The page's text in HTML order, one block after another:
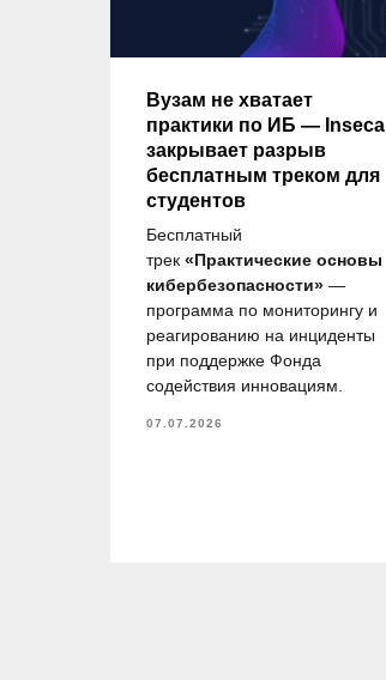
Вузам не хватает
практики по ИБ — Inseca
закрывает разрыв
бесплатным треком для
студентов
Бесплатный
трек «Практические основы
кибербезопасности» —
программа по мониторингу и
реагированию на инциденты
при поддержке Фонда
содействия инновациям.
07.07.2026